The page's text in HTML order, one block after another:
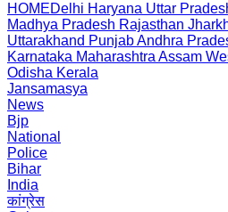
HOMEDelhi Haryana Uttar
Madhya Pradesh Rajasthan
Uttarakhand PunjabAndhra
Karnataka Maharashtra Assam
Odisha Kerala
Jansamasya
News
Bjp
National
Police
Bihar
India
कांग्रेस